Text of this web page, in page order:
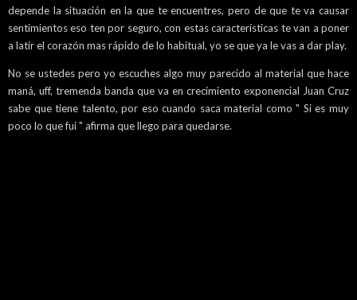
depende la situación en la que te encuentres, pero de que te va causar
sentimientos eso ten por seguro, con estas características te van a poner
a latir el corazón mas rápido de lo habitual, yo se que ya le vas a dar play.
No se ustedes pero yo escuches algo muy parecido al material que hace
maná, uff, tremenda banda que va en crecimiento exponencial Juan Cruz
sabe que tiene talento, por eso cuando saca material como " Si es muy
poco lo que fui " afirma que llego para quedarse.